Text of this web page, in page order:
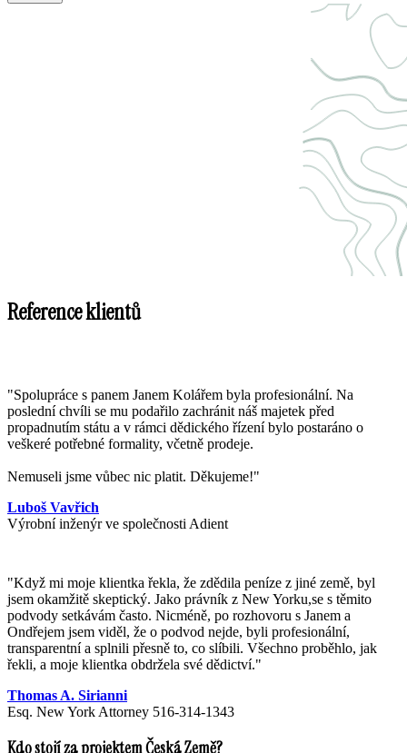
Reference klientů
"Spolupráce s panem Janem Kolářem byla profesionální. Na
poslední chvíli se mu podařilo zachránit náš majetek před
propadnutím státu a v rámci dědického řízení bylo postaráno o
veškeré potřebné formality, včetně prodeje.
Nemuseli jsme vůbec nic platit. Děkujeme!"
Luboš Vavřich
Výrobní inženýr ve společnosti Adient
"Když mi moje klientka řekla, že zdědila peníze z jiné země, byl
jsem okamžitě skeptický. Jako právník z New Yorku,se s těmito
podvody setkávám často. Nicméně, po rozhovoru s Janem a
Ondřejem jsem viděl, že o podvod nejde, byli profesionální,
transparentní a splnili přesně to, co slíbili. Všechno proběhlo, jak
řekli, a moje klientka obdržela své dědictví."
Thomas A. Sirianni
Esq. New York Attorney 516-314-1343
Kdo stojí za projektem Česká Země?